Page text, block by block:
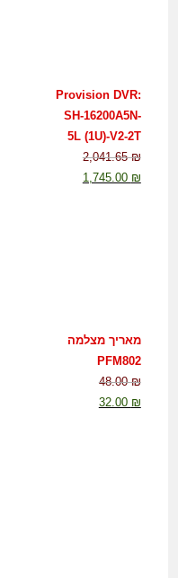
Provision DVR:
SH-16200A5N-
5L (1U)-V2-2T
2,041.65₪
1,745.00 ₪
מאריך מצלמה
PFM802
48.00₪
32.00 ₪